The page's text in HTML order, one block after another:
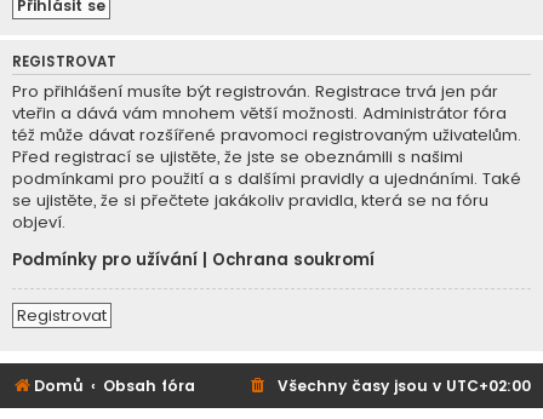
REGISTROVAT
Pro přihlášení musíte být registrován. Registrace trvá jen pár
vteřin a dává vám mnohem větší možnosti. Administrátor fóra
též může dávat rozšířené pravomoci registrovaným uživatelům.
Před registrací se ujistěte, že jste se obeznámili s našimi
podmínkami pro použití a s dalšími pravidly a ujednáními. Také
se ujistěte, že si přečtete jakákoliv pravidla, která se na fóru
objeví.
Podmínky pro užívání
Ochrana soukromí
Registrovat
Domů Obsah fóra Všechny časy jsou v UTC+02:00